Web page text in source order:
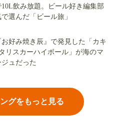
飲み放題。ビール好き編集部
選んだ「ビール旅」
好み焼き辰』で発見した「カキ
リスカーハイボール」が海のマ
ジュだった
グをもっと見る